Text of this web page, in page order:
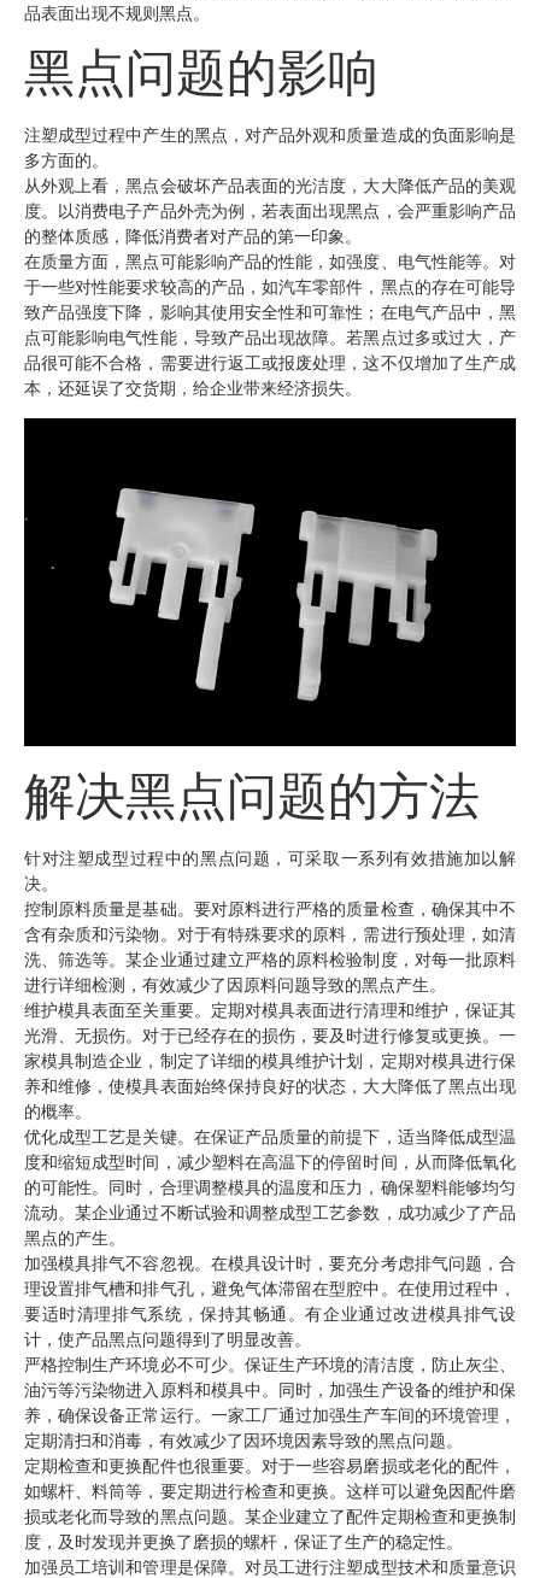
品表面出现不规则黑点。
黑点问题的影响
注塑成型过程中产生的黑点，对产品外观和质量造成的负面影响是
多方面的。
从外观上看，黑点会破坏产品表面的光洁度，大大降低产品的美观
度。以消费电子产品外壳为例，若表面出现黑点，会严重影响产品
的整体质感，降低消费者对产品的第一印象。
在质量方面，黑点可能影响产品的性能，如强度、电气性能等。对
于一些对性能要求较高的产品，如汽车零部件，黑点的存在可能导
致产品强度下降，影响其使用安全性和可靠性；在电气产品中，黑
点可能影响电气性能，导致产品出现故障。若黑点过多或过大，产
品很可能不合格，需要进行返工或报废处理，这不仅增加了生产成
本，还延误了交货期，给企业带来经济损失。
解决黑点问题的方法
针对注塑成型过程中的黑点问题，可采取一系列有效措施加以解
决。
控制原料质量是基础。要对原料进行严格的质量检查，确保其中不
含有杂质和污染物。对于有特殊要求的原料，需进行预处理，如清
洗、筛选等。某企业通过建立严格的原料检验制度，对每一批原料
进行详细检测，有效减少了因原料问题导致的黑点产生。
维护模具表面至关重要。定期对模具表面进行清理和维护，保证其
光滑、无损伤。对于已经存在的损伤，要及时进行修复或更换。一
家模具制造企业，制定了详细的模具维护计划，定期对模具进行保
养和维修，使模具表面始终保持良好的状态，大大降低了黑点出现
的概率。
优化成型工艺是关键。在保证产品质量的前提下，适当降低成型温
度和缩短成型时间，减少塑料在高温下的停留时间，从而降低氧化
的可能性。同时，合理调整模具的温度和压力，确保塑料能够均匀
流动。某企业通过不断试验和调整成型工艺参数，成功减少了产品
黑点的产生。
加强模具排气不容忽视。在模具设计时，要充分考虑排气问题，合
理设置排气槽和排气孔，避免气体滞留在型腔中。在使用过程中，
要适时清理排气系统，保持其畅通。有企业通过改进模具排气设
计，使产品黑点问题得到了明显改善。
严格控制生产环境必不可少。保证生产环境的清洁度，防止灰尘、
油污等污染物进入原料和模具中。同时，加强生产设备的维护和保
养，确保设备正常运行。一家工厂通过加强生产车间的环境管理，
定期清扫和消毒，有效减少了因环境因素导致的黑点问题。
定期检查和更换配件也很重要。对于一些容易磨损或老化的配件，
如螺杆、料筒等，要定期进行检查和更换。这样可以避免因配件磨
损或老化而导致的黑点问题。某企业建立了配件定期检查和更换制
度，及时发现并更换了磨损的螺杆，保证了生产的稳定性。
加强员工培训和管理是保障。对员工进行注塑成型技术和质量意识